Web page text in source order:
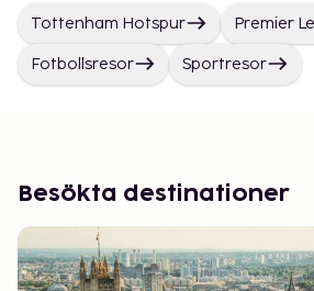
Tottenham Hotspur Premier
Fotbollsresor Sportresor
Besökta destinationer